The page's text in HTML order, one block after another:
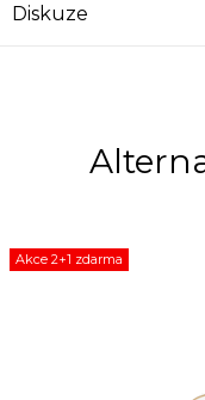
Diskuze
Akce 2+1 zdarma